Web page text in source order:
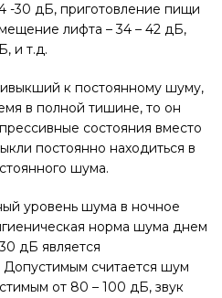
-30 дБ, приготовление пищи
лифта – 34 – 42 дБ,
и т.д.
к постоянному шуму,
в полной тишине, то он
состояния вместо
постоянно находиться в
шума.
уровень шума в ночное
норма шума днем
дБ является
считается шум
от 80 – 100 дБ, звук